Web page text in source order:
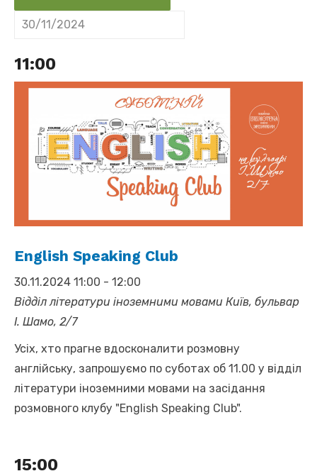
11:00
English Speaking Club
30.11.2024 11:00 - 12:00
Відділ літератури іноземними мовами Київ, бульвар
І. Шамо, 2/7
Усіх, хто прагне вдосконалити розмовну
англійську, запрошуємо по суботах об 11.00 у відділ
літератури іноземними мовами на засідання
розмовного клубу "English Speaking Club".
15:00